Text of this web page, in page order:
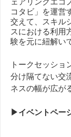
コタビ」を運営
交えて、スキル
スにおける利用
験を元に紐解い
トークセッショ
分け隔てない交
ネスの幅が広が
▶︎イベントペー